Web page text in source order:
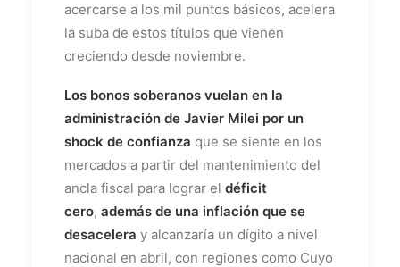
acercarse a los mil puntos básicos, acelera
la suba de estos títulos que vienen
creciendo desde noviembre.
Los bonos soberanos vuelan en la
administración de Javier Milei por un
shock de confianza que se siente en los
mercados a partir del mantenimiento del
ancla fiscal para lograr el déficit
cero, además de una inflación que se
desacelera y alcanzaría un dígito a nivel
nacional en abril, con regiones como Cuyo